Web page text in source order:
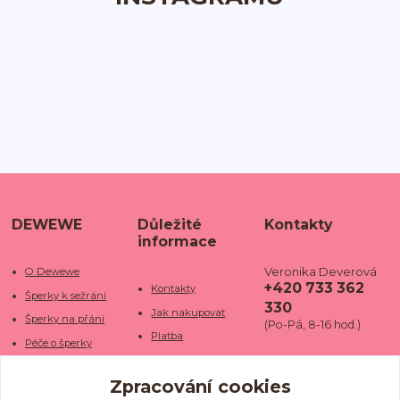
DEWEWE
O Dewewe
Šperky k sežrání
Šperky na přání
Péče o šperky
Kamenné obchody
Důležité
informace
Kontakty
Jak nakupovat
Platba
Doba dodání
Doprava
Kontakty
Veronika Deverová
+420 733 362
330
(Po-Pá, 8-16 hod.)
we.cz
Zpracování cookies